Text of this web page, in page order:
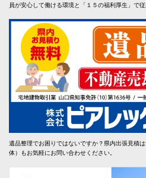
員が安心して働ける環境と「１５の福利厚生」で
遺品整理でお困りではないですか？県内出張見積
体）もお気軽にお問い合わせください。